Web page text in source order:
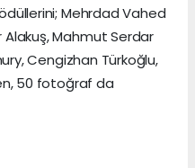
Mehrdad Vahed
Mahmut Serdar
Cengizhan Türkoğlu,
50 fotoğraf da